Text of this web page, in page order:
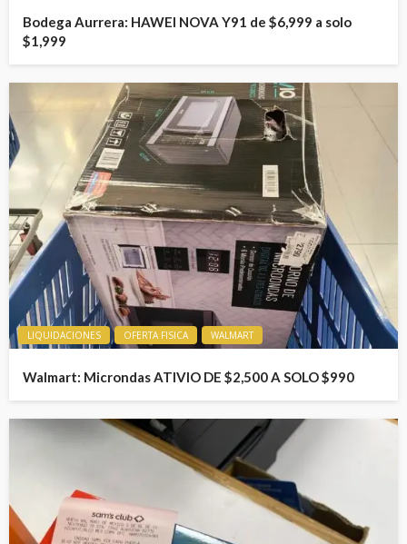
Bodega Aurrera: HAWEI NOVA Y91 de $6,999 a solo
$1,999
LIQUIDACIONES OFERTA FISICA WALMART
Walmart: Microndas ATIVIO DE $2,500 A SOLO $990